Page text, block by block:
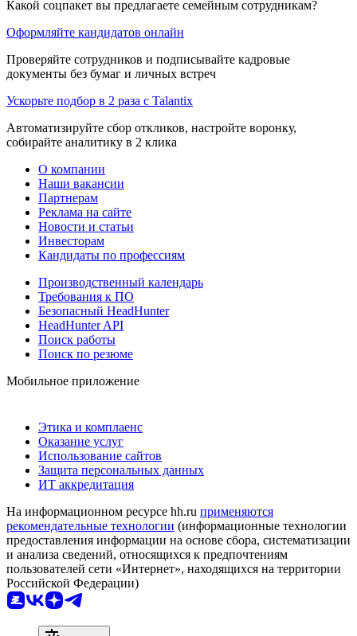
Какой соцпакет вы предлагаете семейным сотрудникам?
Оформляйте кандидатов онлайн
Проверяйте сотрудников и подписывайте кадровые
документы без бумаг и личных встреч
Ускорьте подбор в 2 раза с Talantix
Автоматизируйте сбор откликов, настройте воронку,
собирайте аналитику в 2 клика
О компании
Наши вакансии
Партнерам
Реклама на сайте
Новости и статьи
Инвесторам
Кандидаты по профессиям
Производственный календарь
Требования к ПО
Безопасный HeadHunter
HeadHunter API
Поиск работы
Поиск по резюме
Мобильное приложение
Этика и комплаенс
Оказание услуг
Использование сайтов
Защита персональных данных
ИТ аккредитация
На информационном ресурсе hh.ru применяются
рекомендательные технологии (информационные технологии
предоставления информации на основе сбора, систематизации
и анализа сведений, относящихся к предпочтениям
пользователей сети «Интернет», находящихся на территории
Российской Федерации)